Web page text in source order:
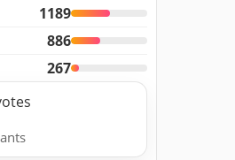
1189
886
267